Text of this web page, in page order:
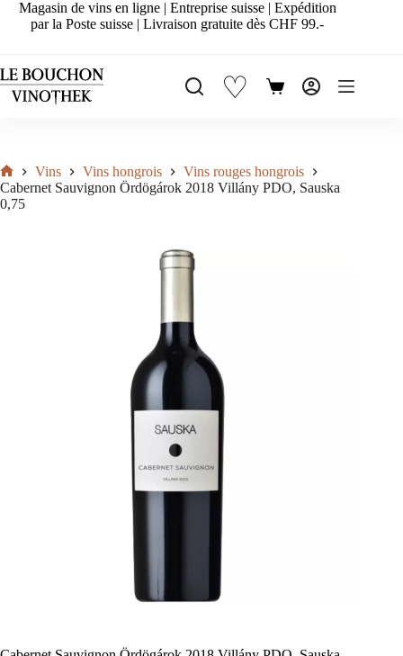
PasserMagasin de vins en ligne | Entreprise suisse | Expédition
par la Poste suisse | Livraison gratuite dès CHF 99.-
♡
Panier
Accueil
Vins Vins hongrois
Vins rouges hongrois
Cabernet Sauvignon Ördögárok 2018 Villány PDO, Sauska
0,75